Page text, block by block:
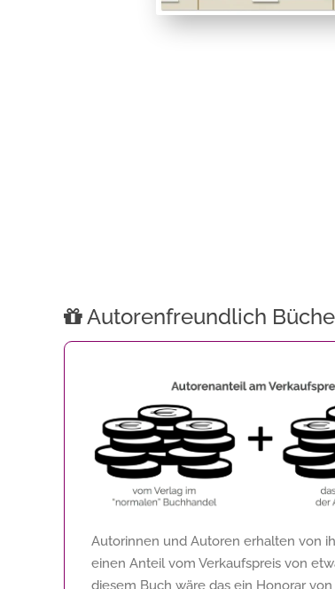
Autorenfreundlich
Autorinnen und Autoren erhalten von
einen Anteil vom Verkaufspreis von
diesem Buch wäre das ein Honorar von